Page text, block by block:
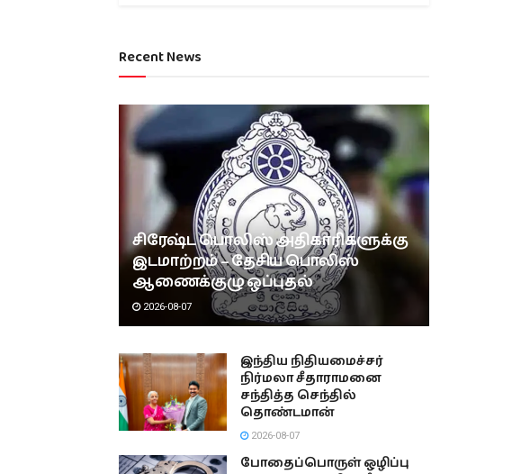
Recent News
சிரேஷ்ட பொலிஸ் அதிகாரிகளுக்கு
இடமாற்றம் – தேசிய பொலிஸ்
ஆணைக்குழு ஒப்புதல்
2026-08-07
இந்திய நிதியமைச்சர்
நிர்மலா சீதாராமனை
சந்தித்த செந்தில்
தொண்டமான்
2026-08-07
போதைப்பொருள் ஒழிப்பு